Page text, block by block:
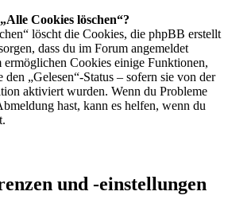
Cookies löschen“?
löscht die Cookies, die phpBB erstellt
dass du im Forum angemeldet
ermöglichen Cookies einige Funktionen,
den „Gelesen“-Status – sofern sie von der
aktiviert wurden. Wenn du Probleme
hast, kann es helfen, wenn du
und -einstellungen